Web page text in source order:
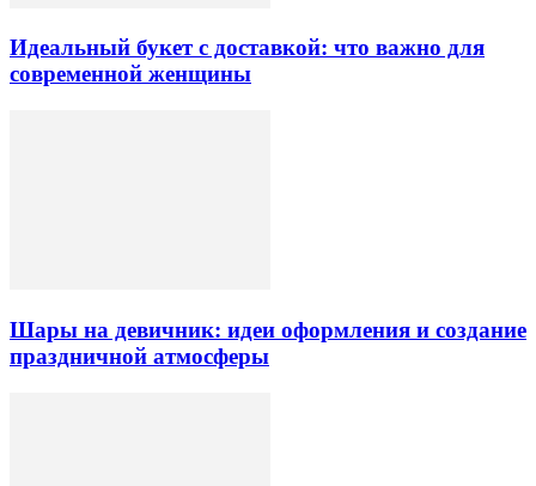
Идеальный букет с доставкой: что важно для
современной женщины
Шары на девичник: идеи оформления и создание
праздничной атмосферы